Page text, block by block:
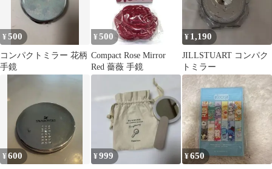
タッチ操作 ギフト
¥500
コンパクトミラー 花柄
手鏡
¥ 500
Compact Rose Mirror
Red 薔薇 手鏡
¥ 1,190
JILLSTUART コンパク
トミラー
¥600 ¥999 ¥650